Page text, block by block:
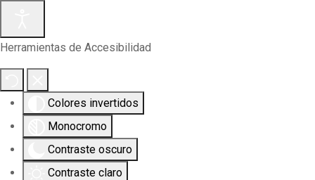
Herramientas de Accesibilidad
Colores invertidos
Monocromo
Contraste oscuro
Contraste claro